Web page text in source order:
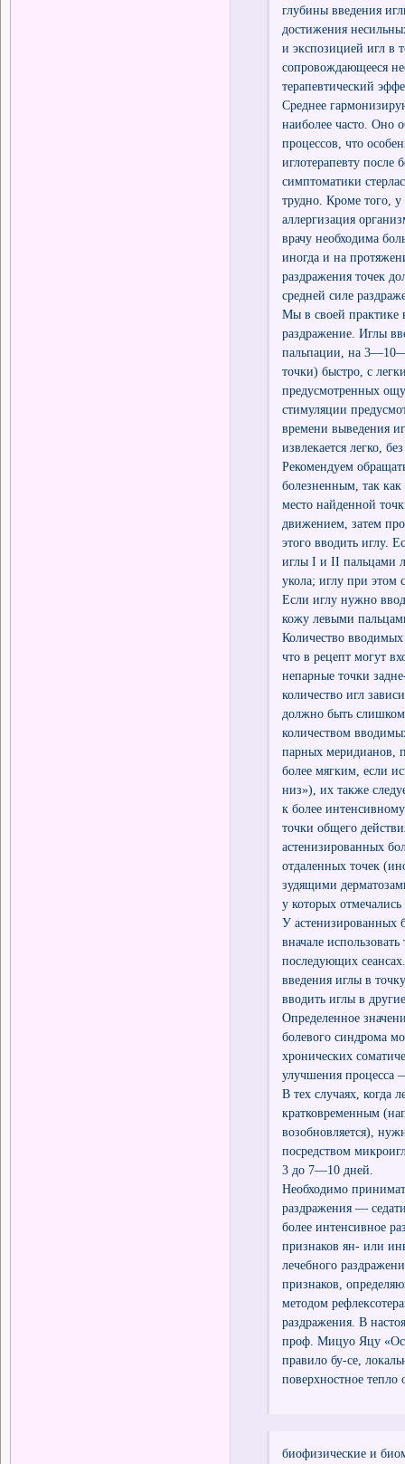
глубины введения
достижения
и экспозицией игл в
сопровождающееся
терапевтический
Среднее
наиболее часто. Оно
процессов, что
иглотерапевту после
симптоматики
трудно. Кроме того,
аллергизация
врачу необходима
иногда и на
раздражения точек
средней силе
Мы в своей практике
раздражение. Иглы
пальпации, на
точки) быстро, с
предусмотренных
стимуляции
времени выведения
извлекается легко,
Рекомендуем
болезненным, так как
место найденной
движением, затем
этого вводить иглу.
иглы I и II пальцами
укола; иглу при этом
Если иглу нужно
кожу левыми
Количество
что в рецепт могут
непарные точки
количество игл
должно быть
количеством
парных меридианов,
более мягким, если
низ»), их также
к более
точки общего
астенизированных
отдаленных точек
зудящими
у которых
У астенизированных
вначале
последующих
введения иглы в
вводить иглы в
Определенное
болевого синдрома
хронических
улучшения процесса
В тех случаях, когда
кратковременным
возобновляется),
посредством
3 до 7—10 дней.
Необходимо
раздражения —
более интенсивное
признаков ян- или
лечебного
признаков,
методом
раздражения. В
проф. Мицуо Яцу
правило бу-се,
поверхностное тепло
биофизические и